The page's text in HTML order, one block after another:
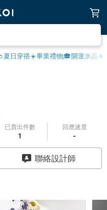
夏日穿搭☀️畢業禮物🎓開運水晶🍀
已賣出件數
1
回應速度
-
聯絡設計師